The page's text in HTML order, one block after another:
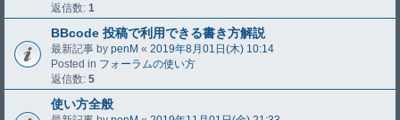
返信数: 1
BBcode 投稿で利用できる書き方解説
最新記事 by penM « 2019年8月01日(木) 10:14
Posted in フォーラムの使い方
返信数: 5
使い方全般